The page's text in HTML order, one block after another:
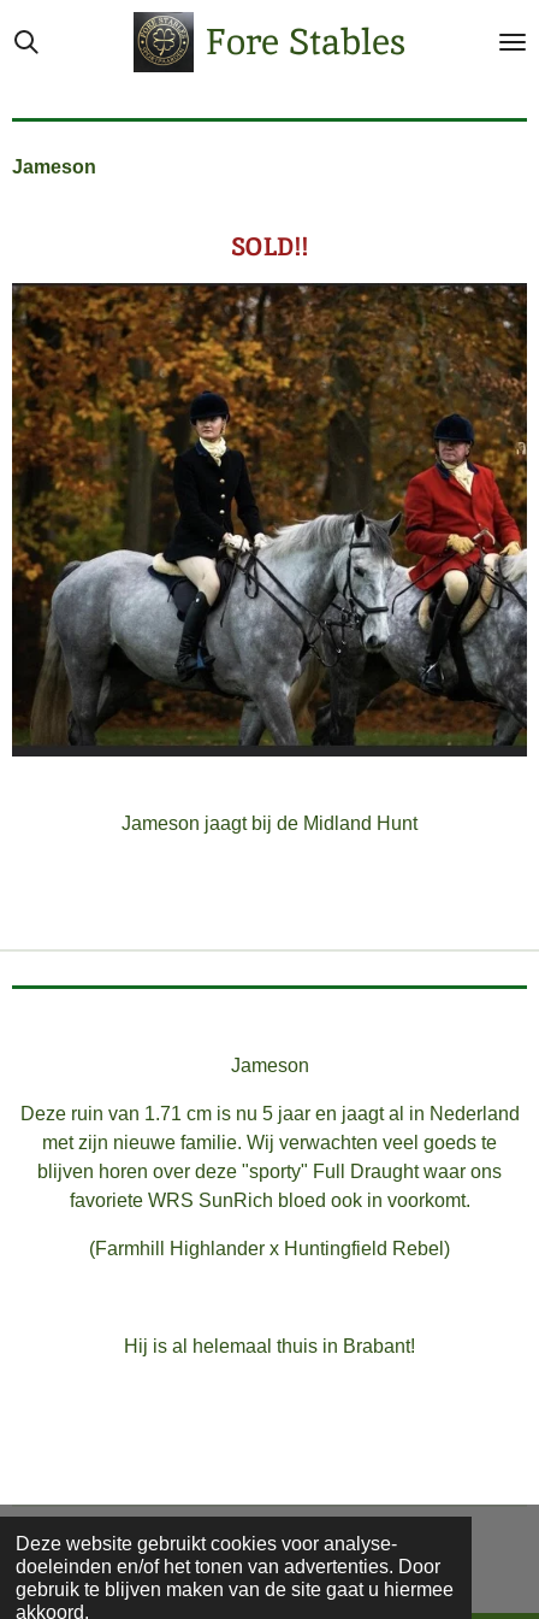
Deze website gebruikt cookies voor analyse-
doeleinden en/of het tonen van advertenties. Door
gebruik te blijven maken van de site gaat u hiermee
akkoord.
Ga
direct
Fore Stables
Jameson
SOLD!!
Jameson jaagt bij de Midland Hunt
Jameson
Deze ruin van 1.71 cm is nu 5 jaar en jaagt al in Nederland
met zijn nieuwe familie. Wij verwachten veel goeds te
blijven horen over deze "sporty" Full Draught waar ons
favoriete WRS SunRich bloed ook in voorkomt.
(Farmhill Highlander x Huntingfield Rebel)
Hij is al helemaal thuis in Brabant!
© 2022 - 2026 Fore Stables